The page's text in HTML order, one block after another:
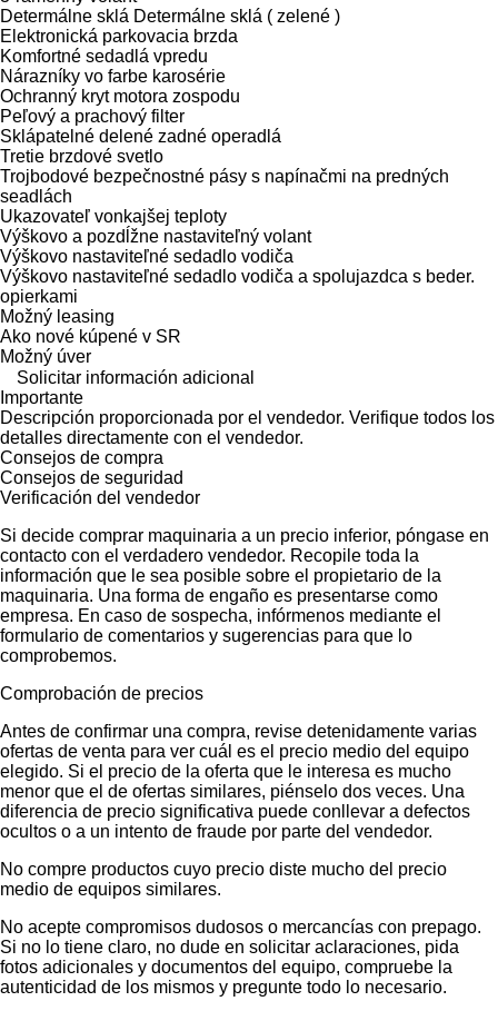
Determálne sklá Determálne sklá ( zelené )
Elektronická parkovacia brzda
Komfortné sedadlá vpredu
Nárazníky vo farbe karosérie
Ochranný kryt motora zospodu
Peľový a prachový filter
Sklápatelné delené zadné operadlá
Tretie brzdové svetlo
Trojbodové bezpečnostné pásy s napínačmi na predných
seadlách
Ukazovateľ vonkajšej teploty
Výškovo a pozdĺžne nastaviteľný volant
Výškovo nastaviteľné sedadlo vodiča
Výškovo nastaviteľné sedadlo vodiča a spolujazdca s beder.
opierkami
Možný leasing
Ako nové kúpené v SR
Možný úver
Solicitar información adicional
Importante
Descripción proporcionada por el vendedor. Verifique todos los
detalles directamente con el vendedor.
Consejos de compra
Consejos de seguridad
Verificación del vendedor
Si decide comprar maquinaria a un precio inferior, póngase en
contacto con el verdadero vendedor. Recopile toda la
información que le sea posible sobre el propietario de la
maquinaria. Una forma de engaño es presentarse como
empresa. En caso de sospecha, infórmenos mediante el
formulario de comentarios y sugerencias para que lo
comprobemos.
Comprobación de precios
Antes de confirmar una compra, revise detenidamente varias
ofertas de venta para ver cuál es el precio medio del equipo
elegido. Si el precio de la oferta que le interesa es mucho
menor que el de ofertas similares, piénselo dos veces. Una
diferencia de precio significativa puede conllevar a defectos
ocultos o a un intento de fraude por parte del vendedor.
No compre productos cuyo precio diste mucho del precio
medio de equipos similares.
No acepte compromisos dudosos o mercancías con prepago.
Si no lo tiene claro, no dude en solicitar aclaraciones, pida
fotos adicionales y documentos del equipo, compruebe la
autenticidad de los mismos y pregunte todo lo necesario.